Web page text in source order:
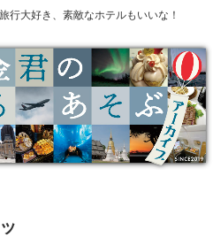
行大好き、素敵なホテルもいいな！